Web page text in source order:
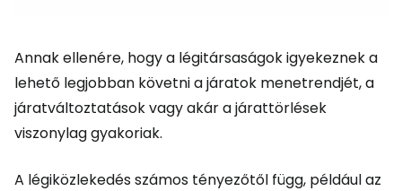
Annak ellenére, hogy a légitársaságok igyekeznek a
lehető legjobban követni a járatok menetrendjét, a
járatváltoztatások vagy akár a járattörlések
viszonylag gyakoriak.
A légiközlekedés számos tényezőtől függ, például az